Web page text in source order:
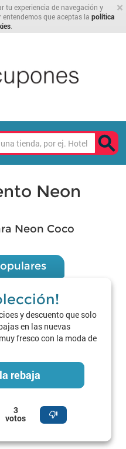
×
tu experiencia de navegación y
que aceptas la política
Neon
Neon Coco
y descuento que solo
en las nuevas
fresco con la moda de
rebaja
3
votos